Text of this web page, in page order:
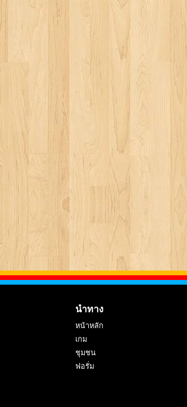
นำทาง
หน้าหลัก
เกม
ชุมชน
ฟอรั่ม